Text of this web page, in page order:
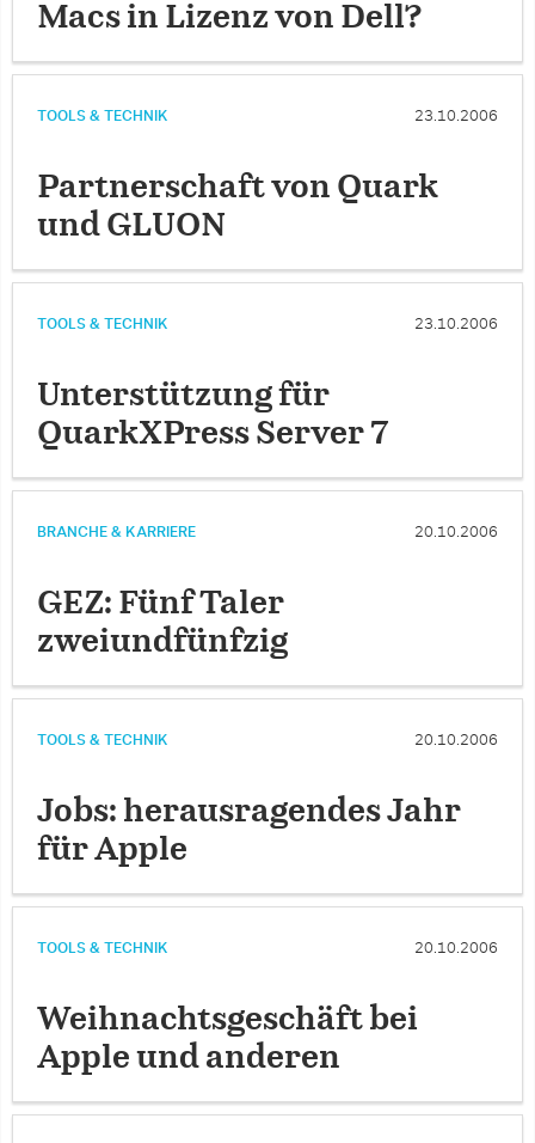
Macs in Lizenz von Dell?
TOOLS & TECHNIK 23.10.2006
Partnerschaft von Quark
und GLUON
TOOLS & TECHNIK 23.10.2006
Unterstützung für
QuarkXPress Server 7
BRANCHE & KARRIERE 20.10.2006
GEZ: Fünf Taler
zweiundfünfzig
TOOLS & TECHNIK 20.10.2006
Jobs: herausragendes Jahr
für Apple
TOOLS & TECHNIK 20.10.2006
Weihnachtsgeschäft bei
Apple und anderen